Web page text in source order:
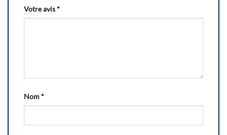
Votre avis*
Nom*